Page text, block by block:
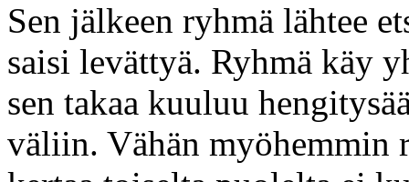
Sen jälkeen ryhmä lähtee
saisi levättyä. Ryhmä käy
sen takaa kuuluu
väliin. Vähän myöhemmin